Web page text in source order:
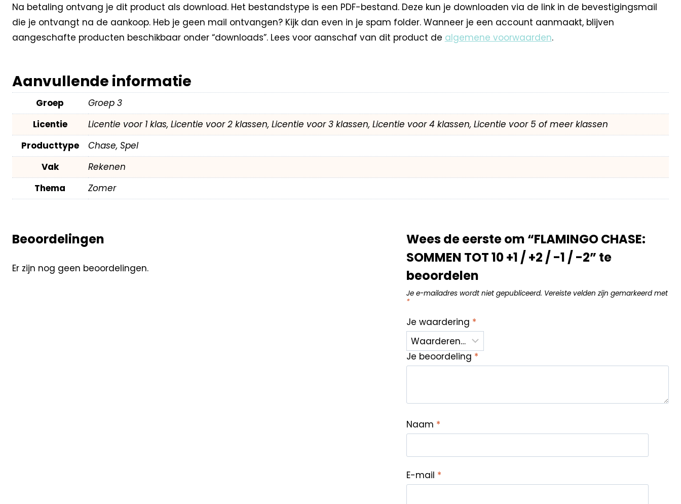
Na betaling ontvang je dit product als download. Het bestandstype is een PDF-bestand. Deze kun je downloaden via de link in de bevestigingsmail
die je ontvangt na de aankoop. Heb je geen mail ontvangen? Kijk dan even in je spam folder. Wanneer je een account aanmaakt, blijven
aangeschafte producten beschikbaar onder “downloads”. Lees voor aanschaf van dit product de algemene voorwaarden.
Aanvullende informatie
Groep
Groep 3
Licentie
Licentie voor 1 klas, Licentie voor 2 klassen, Licentie voor 3 klassen, Licentie voor 4 klassen, Licentie voor 5 of meer klassen
Producttype
Chase, Spel
Vak
Rekenen
Thema
Zomer
Beoordelingen
Er zijn nog geen beoordelingen.
Wees de eerste om “FLAMINGO CHASE:
SOMMEN TOT 10 +1 / +2 / -1 / -2” te
beoordelen
Je e-mailadres wordt niet gepubliceerd. Vereiste velden zijn gemarkeerd met
*
Je waardering *
Je beoordeling *
Naam *
E-mail *